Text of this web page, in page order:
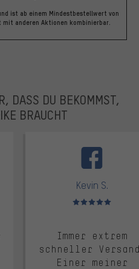
ist ab einem Mindestbestellwert von
anderen Aktionen kombinierbar.
DASS DU BEKOMMST,
BRAUCHT
Kevin S.
Bewertungen: 5 von 5
Immer extrem
schneller
Einer meiner